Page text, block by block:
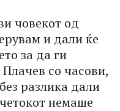
човекот од
и дали ќе
за да ги
со часови,
разлика дали
немаше